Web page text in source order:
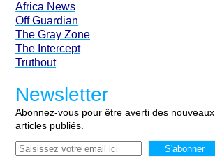
Africa News
Off Guardian
The Gray Zone
The Intercept
Truthout
Newsletter
Abonnez-vous pour être averti des nouveaux
articles publiés.
Email